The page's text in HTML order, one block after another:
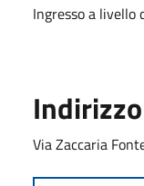
Ingresso a livello
Indirizzo
Via Zaccaria